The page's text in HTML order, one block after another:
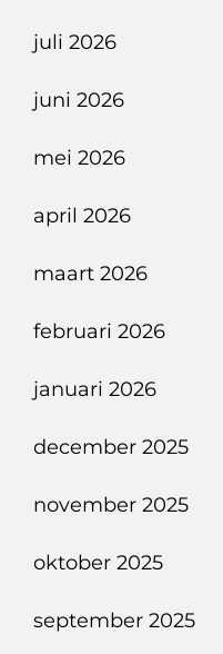
juli 2026
juni 2026
mei 2026
april 2026
maart 2026
februari 2026
januari 2026
december 2025
november 2025
oktober 2025
september 2025